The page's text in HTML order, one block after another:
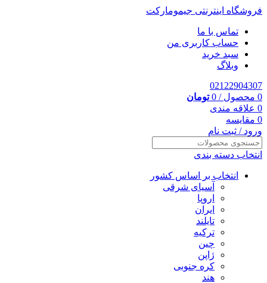
فروشگاه اینترنتی جیمومارکت
تماس با ما
حساب کاربری من
سبد خرید
وبلاگ
02122904307
0 محصول /
0 تومان
0 علاقه مندی
0 مقایسه
ورود / ثبت نام
انتخاب دسته بندی
انتخاب بر اساس کشور
آسیای شرقی
اروپا
ایران
تایلند
ترکیه
چین
ژاپن
کره جنوبی
هند